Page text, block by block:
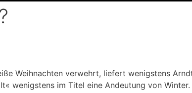
Weihnachten verwehrt, liefert wenigstens
wenigstens im Titel eine Andeutung von